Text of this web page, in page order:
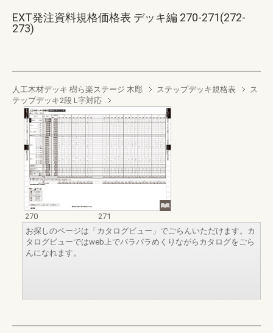
EXT発注資料規格価格表 デッキ編 270-271(272-
273)
人工木材デッキ 樹ら楽ステージ 木彫 ステップデッキ規格表
ス
テップデッキ2段 L字対応
270
271
お探しのページは「カタログビュー」でごらんいただけます。カ
タログビューではweb上でパラパラめくりながらカタログをごら
んになれます。